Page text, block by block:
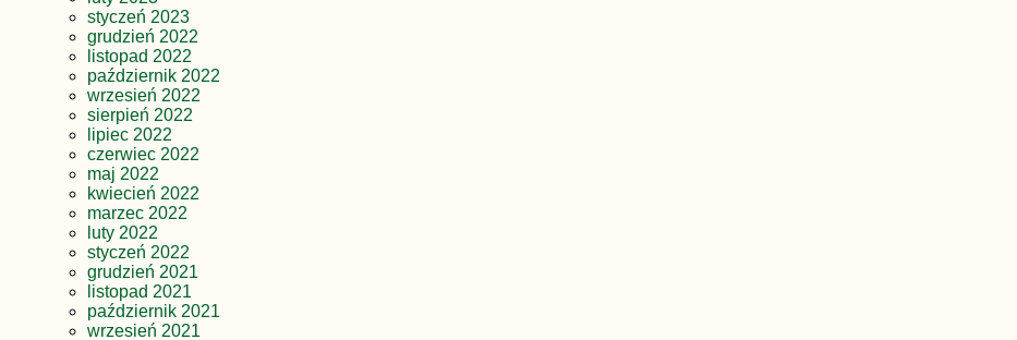
styczeń 2023
grudzień 2022
listopad 2022
październik 2022
wrzesień 2022
sierpień 2022
lipiec 2022
czerwiec 2022
maj 2022
kwiecień 2022
marzec 2022
luty 2022
styczeń 2022
grudzień 2021
listopad 2021
październik 2021
wrzesień 2021